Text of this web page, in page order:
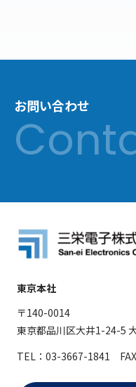
お問い合わせ
東京本社
〒140-0014
東京都品川区大井1-24-5
TEL：03-3667-1841